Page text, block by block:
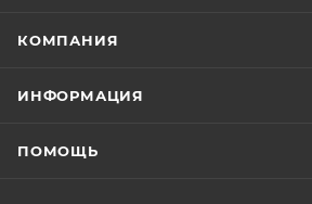
КОМПАНИЯ
ИНФОРМАЦИЯ
ПОМОЩЬ